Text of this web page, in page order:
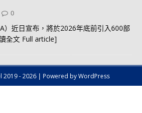
0
）近日宣布，將於2026年底前引入600部
全文 Full article]
2019 - 2026 | Powered by WordPress